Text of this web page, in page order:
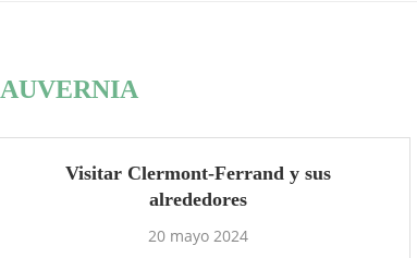
AUVERNIA
Visitar Clermont-Ferrand y sus
alrededores
20 mayo 2024